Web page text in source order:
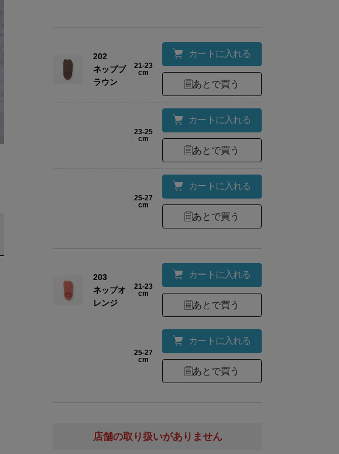
商品詳細
ロン2％・ポリウレタン1％
右足土踏まず部分に2&9のロゴマーク入り／かか
202
ネップブ
ラウン
21-23
cm
カートに入れる
あとで買う
23-25
cm
カートに入れる
あとで買う
25-27
cm
カートに入れる
あとで買う
203
ネップオ
レンジ
21-23
cm
カートに入れる
あとで買う
25-27
cm
カートに入れる
あとで買う
店舗の取り扱いがありません